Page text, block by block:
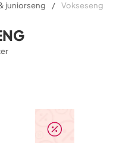
juniorseng Vokseseng